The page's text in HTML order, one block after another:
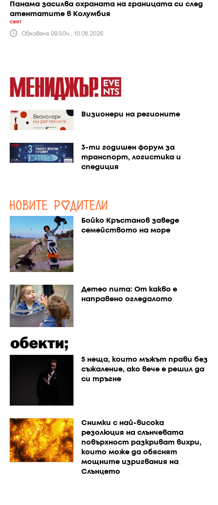
Панама засилва охраната на границата си след
атентатите в Колумбия
СВЯТ
Обновена 09:50ч., 10.08.2026
Визионери на регионите
3-ти годишен форум за
транспорт, логистика и
спедиция
Бойко Кръстанов заведе
семейството на море
Детео пита: От какво е
направено огледалото
5 неща, които мъжът прави без
съжаление, ако вече е решил да
си тръгне
Снимки с най-висока
резолюция на слънчевата
повърхност разкриват вихри,
които може да обяснят
мощните изригвания на
Слънцето